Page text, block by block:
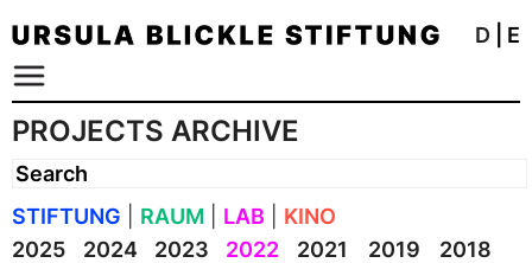
D E
PROJECTS ARCHIVE
STIFTUNG RAUM LAB
KINO
2025
2024 2023 2022 2021 2019
2018